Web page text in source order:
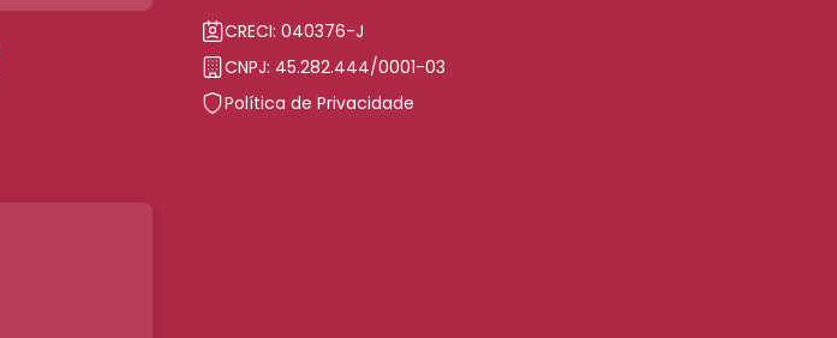
CRECI: 040376-J
CNPJ: 45.282.444/0001-03
Política de Privacidade